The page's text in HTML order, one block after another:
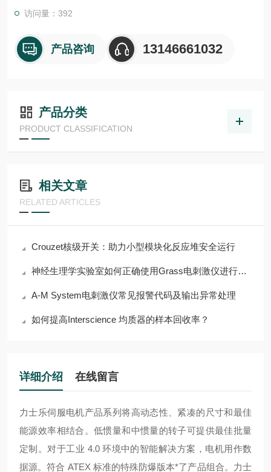
访问量：392
产品咨询 13146661032
产品分类
PRODUCT CLASSIFICATION
相关文章
RELATED ARTICLES
Crouzet核级开关：助力小型模块化反应堆安全运行
神经生理学实验室如何正确使用Grass电刺激仪进行组织刺激
A-M System电刺激仪常见报警代码及输出异常处理
如何提高Interscience 均质器的样本回收率？
详细介绍 在线留言
力士乐伺服电机产品系列将高动态性、紧凑的尺寸和最佳
能源效率相结合。低惯量和中惯量的转子可提供最佳批量
定制。对于工业 4.0 环境中的智能解决方案，电机用作数
据源。符合 ATEX 标准的特殊防爆版本*了产品组合。 力士